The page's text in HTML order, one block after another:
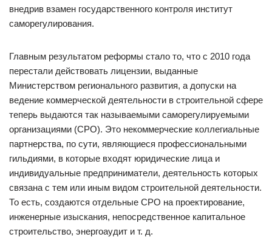
внедрив взамен государственного контроля институт
саморегулирования.
Главным результатом реформы стало то, что с 2010 года
перестали действовать лицензии, выданные
Министерством регионального развития, а допуски на
ведение коммерческой деятельности в строительной сфере
теперь выдаются так называемыми саморегулируемыми
организациями (СРО). Это некоммерческие коллегиальные
партнерства, по сути, являющиеся профессиональными
гильдиями, в которые входят юридические лица и
индивидуальные предприниматели, деятельность которых
связана с тем или иным видом строительной деятельности.
То есть, создаются отдельные СРО на проектирование,
инженерные изыскания, непосредственное капитальное
строительство, энергоаудит и т. д.